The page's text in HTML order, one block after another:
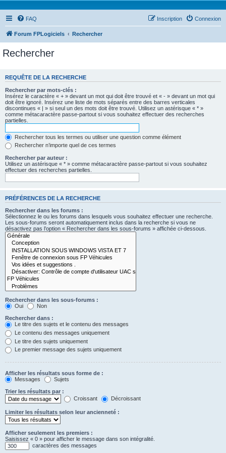
FAQ Connexion
Inscription
Forum FPLogiciels Rechercher
Rechercher
REQUÊTE DE LA RECHERCHE
Rechercher par mots-clés :
Insérez le caractère « + » devant un mot qui doit être trouvé et « - » devant un mot qui
doit être ignoré. Insérez une liste de mots séparés entre des barres verticales
discontinues « | » si seul un des mots doit être trouvé. Utilisez un astérisque « * »
comme métacaractère passe-partout si vous souhaitez effectuer des recherches
partielles.
Rechercher tous les termes ou utiliser une question comme élément
Rechercher n’importe quel de ces termes
Rechercher par auteur :
Utilisez un astérisque « * » comme métacaractère passe-partout si vous souhaitez
effectuer des recherches partielles.
PRÉFÉRENCES DE LA RECHERCHE
Rechercher dans les forums :
Sélectionnez le ou les forums dans lesquels vous souhaitez effectuer une recherche.
Les sous-forums seront automatiquement inclus dans la recherche si vous ne
désactivez pas l’option « Rechercher dans les sous-forums » affichée ci-dessous.
Rechercher dans les sous-forums :
Oui
Non
Rechercher dans :
Le titre des sujets et le contenu des messages
Le contenu des messages uniquement
Le titre des sujets uniquement
Le premier message des sujets uniquement
Afficher les résultats sous forme de :
Messages
Sujets
Trier les résultats par :
Croissant
Décroissant
Limiter les résultats selon leur ancienneté :
Afficher seulement les premiers :
Saisissez « 0 » pour afficher le message dans son intégralité.
caractères des messages